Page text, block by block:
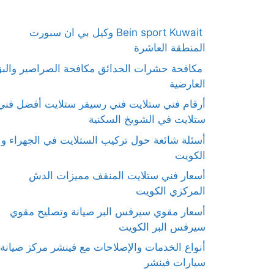
Bein sport Kuwait وكيل بي ان سبورت
المنطقة العاشرة
مكافحة حشرات الحدائق مكافحة الصراصير
العارضية
أرقام فني ستلايت فني رسيفر ستلايت أفضل
ستلايت في الشويخ السكنية
أسئلة شائعة حول تركيب الستلايت في الجهراء و
الكويت
أسعار فني ستلايت المنقف مميزات الدش
المركزي الكويت
أسعار مقوي سيرفس البر صيانة وتصليح مقوي
سيرفس البر الكويت
أنواع الخدمات والإصلاحات مع فينشر مركز صيانة
سيارات فينشر